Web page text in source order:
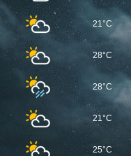
21°C
28°C
28°C
21°C
25°C